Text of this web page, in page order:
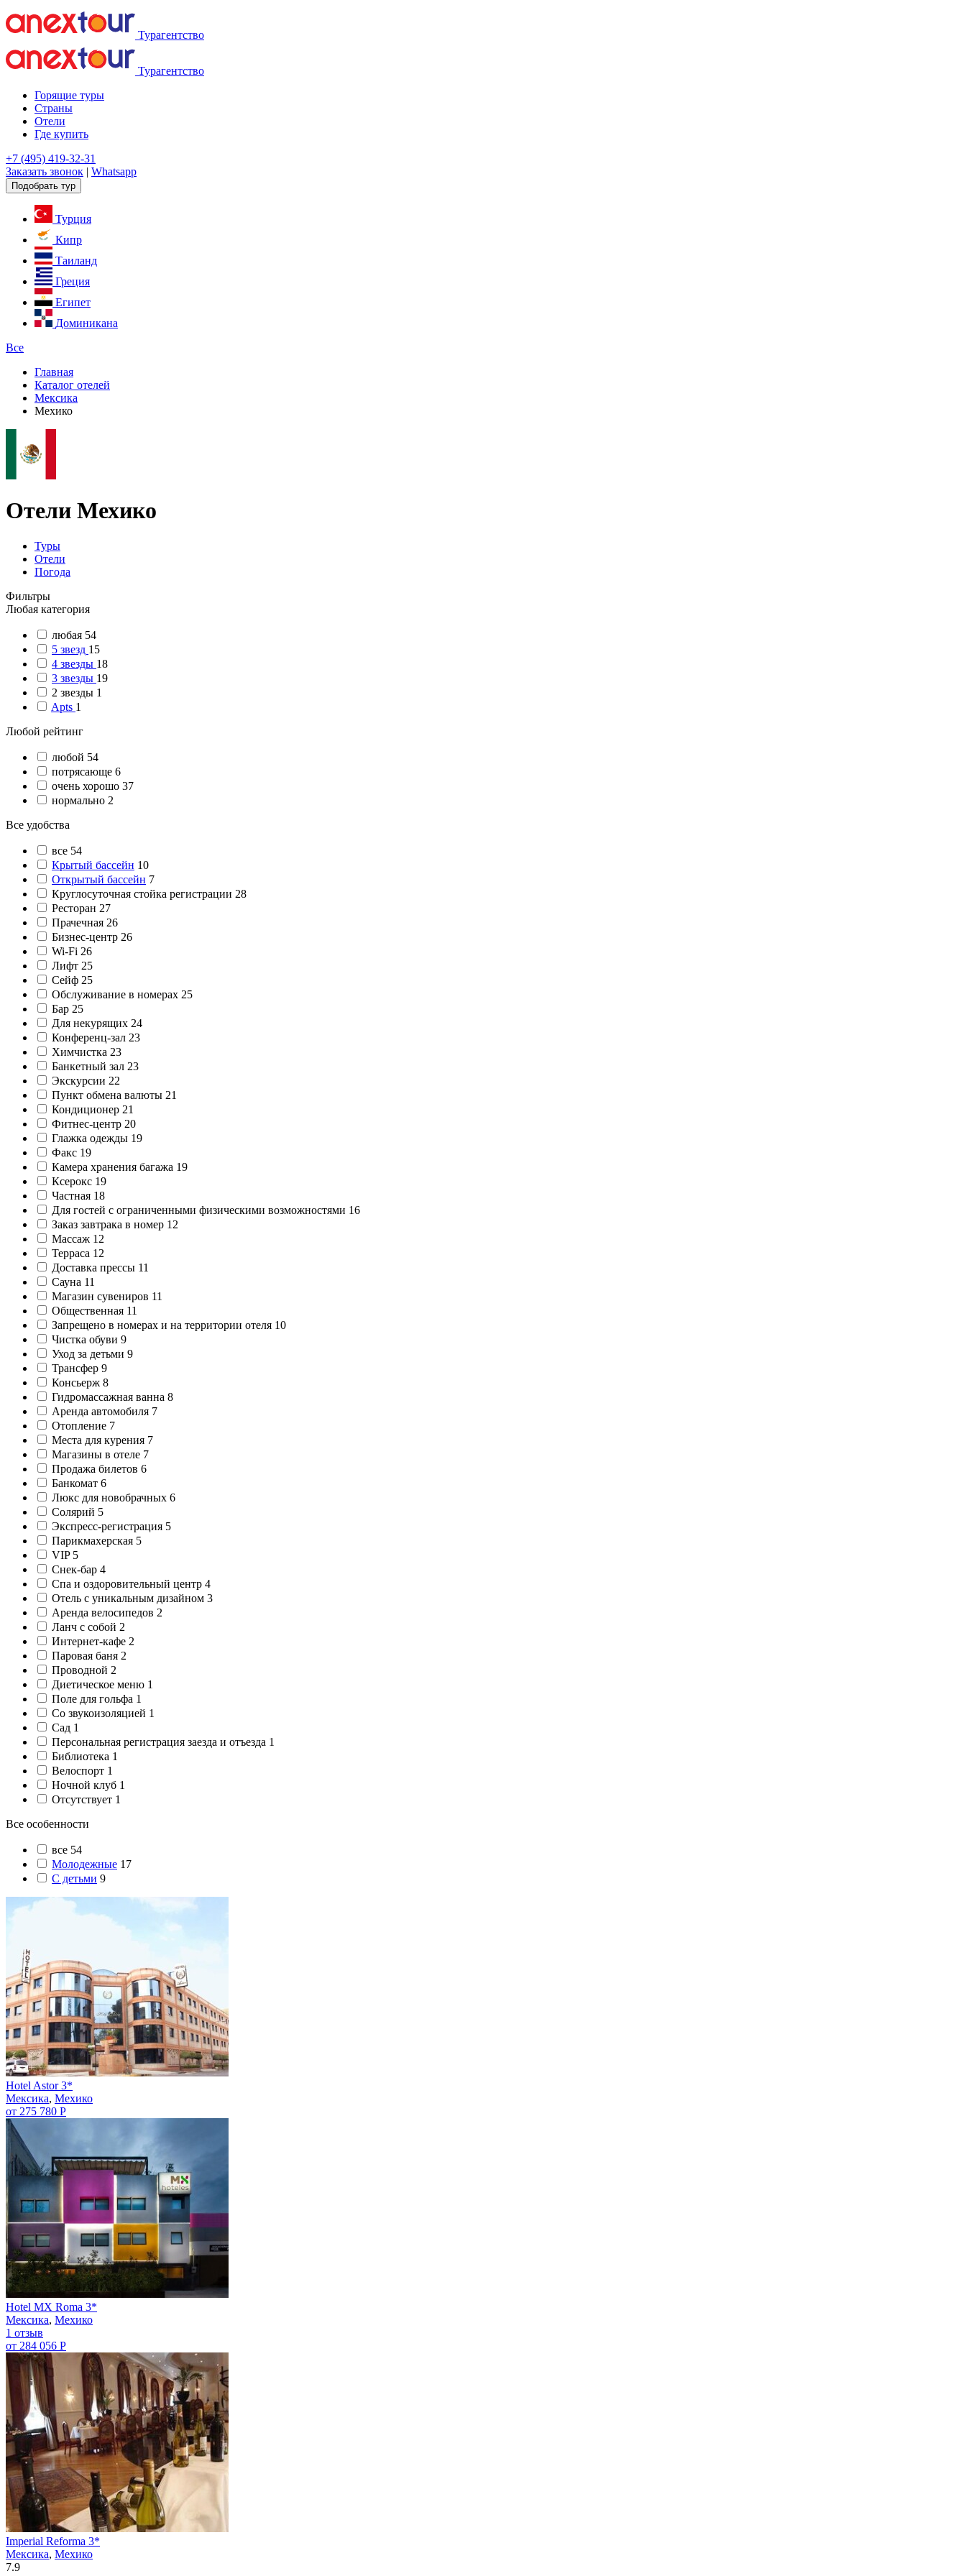
Турагентство
Турагентство
Горящие туры
Страны
Отели
Где купить
+7 (495) 419-32-31
Заказать звонок | Whatsapp
Подобрать тур
Турция
Кипр
Таиланд
Греция
Египет
Доминикана
Все
Главная
Каталог отелей
Мексика
Мехико
Отели Мехико
Туры
Отели
Погода
Фильтры
Любая категория
любая 54
5 звезд 15
4 звезды 18
3 звезды 19
2 звезды 1
Apts 1
Любой рейтинг
любой 54
потрясающе 6
очень хорошо 37
нормально 2
Все удобства
все 54
Крытый бассейн 10
Открытый бассейн 7
Круглосуточная стойка регистрации 28
Ресторан 27
Прачечная 26
Бизнес-центр 26
Wi-Fi 26
Лифт 25
Сейф 25
Обслуживание в номерах 25
Бар 25
Для некурящих 24
Конференц-зал 23
Химчистка 23
Банкетный зал 23
Экскурсии 22
Пункт обмена валюты 21
Кондиционер 21
Фитнес-центр 20
Глажка одежды 19
Факс 19
Камера хранения багажа 19
Ксерокс 19
Частная 18
Для гостей с ограниченными физическими возможностями 16
Заказ завтрака в номер 12
Массаж 12
Терраса 12
Доставка прессы 11
Сауна 11
Магазин сувениров 11
Общественная 11
Запрещено в номерах и на территории отеля 10
Чистка обуви 9
Уход за детьми 9
Трансфер 9
Консьерж 8
Гидромассажная ванна 8
Аренда автомобиля 7
Отопление 7
Места для курения 7
Магазины в отеле 7
Продажа билетов 6
Банкомат 6
Люкс для новобрачных 6
Солярий 5
Экспресс-регистрация 5
Парикмахерская 5
VIP 5
Снек-бар 4
Спа и оздоровительный центр 4
Отель с уникальным дизайном 3
Аренда велосипедов 2
Ланч с собой 2
Интернет-кафе 2
Паровая баня 2
Проводной 2
Диетическое меню 1
Поле для гольфа 1
Со звукоизоляцией 1
Сад 1
Персональная регистрация заезда и отъезда 1
Библиотека 1
Велоспорт 1
Ночной клуб 1
Отсутствует 1
Все особенности
все 54
Молодежные 17
С детьми 9
Hotel Astor 3*
Мексика, Мехико
от 275 780 Р
Hotel MX Roma 3*
Мексика, Мехико
1 отзыв
от 284 056 Р
Imperial Reforma 3*
Мексика, Мехико
7.9